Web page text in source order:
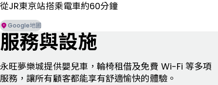
從JR東京站搭乘電車約60分鐘
Google地圖
服務與設施
永旺夢樂城提供嬰兒車，輪椅租借及免費 Wi-Fi 等多項
服務，讓所有顧客都能享有舒適愉快的體驗。